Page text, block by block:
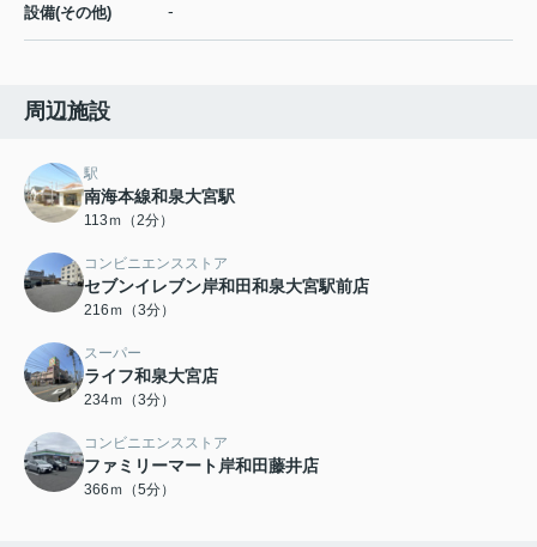
設備(その他) -
周辺施設
駅
南海本線和泉大宮駅
113ｍ（2分）
コンビニエンスストア
セブンイレブン岸和田和泉大宮駅前店
216ｍ（3分）
スーパー
ライフ和泉大宮店
234ｍ（3分）
コンビニエンスストア
ファミリーマート岸和田藤井店
366ｍ（5分）